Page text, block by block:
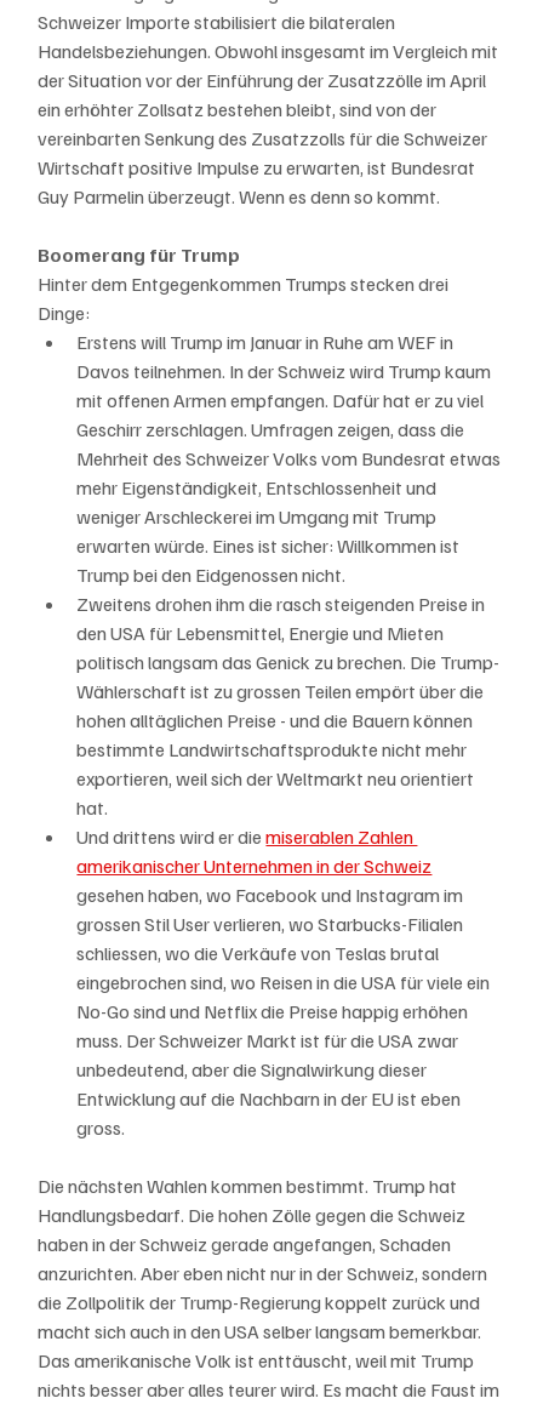
Schweizer Importe stabilisiert die bilateralen
Handelsbeziehungen. Obwohl insgesamt im Vergleich mit
der Situation vor der Einführung der Zusatzzölle im April
ein erhöhter Zollsatz bestehen bleibt, sind von der
vereinbarten Senkung des Zusatzzolls für die Schweizer
Wirtschaft positive Impulse zu erwarten, ist Bundesrat
Guy Parmelin überzeugt. Wenn es denn so kommt.
Boomerang für Trump
Hinter dem Entgegenkommen Trumps stecken drei
Dinge:
Erstens will Trump im Januar in Ruhe am WEF in
Davos teilnehmen. In der Schweiz wird Trump kaum
mit offenen Armen empfangen. Dafür hat er zu viel
Geschirr zerschlagen. Umfragen zeigen, dass die
Mehrheit des Schweizer Volks vom Bundesrat etwas
mehr Eigenständigkeit, Entschlossenheit und
weniger Arschleckerei im Umgang mit Trump
erwarten würde. Eines ist sicher: Willkommen ist
Trump bei den Eidgenossen nicht.
Zweitens drohen ihm die rasch steigenden Preise in
den USA für Lebensmittel, Energie und Mieten
politisch langsam das Genick zu brechen. Die Trump-
Wählerschaft ist zu grossen Teilen empört über die
hohen alltäglichen Preise - und die Bauern können
bestimmte Landwirtschaftsprodukte nicht mehr
exportieren, weil sich der Weltmarkt neu orientiert
hat.
Und drittens wird er die miserablen Zahlen
amerikanischer Unternehmen in der Schweiz
gesehen haben, wo Facebook und Instagram im
grossen Stil User verlieren, wo Starbucks-Filialen
schliessen, wo die Verkäufe von Teslas brutal
eingebrochen sind, wo Reisen in die USA für viele ein
No-Go sind und Netflix die Preise happig erhöhen
muss. Der Schweizer Markt ist für die USA zwar
unbedeutend, aber die Signalwirkung dieser
Entwicklung auf die Nachbarn in der EU ist eben
gross.
Die nächsten Wahlen kommen bestimmt. Trump hat
Handlungsbedarf. Die hohen Zölle gegen die Schweiz
haben in der Schweiz gerade angefangen, Schaden
anzurichten. Aber eben nicht nur in der Schweiz, sondern
die Zollpolitik der Trump-Regierung koppelt zurück und
macht sich auch in den USA selber langsam bemerkbar.
Das amerikanische Volk ist enttäuscht, weil mit Trump
nichts besser aber alles teurer wird. Es macht die Faust im